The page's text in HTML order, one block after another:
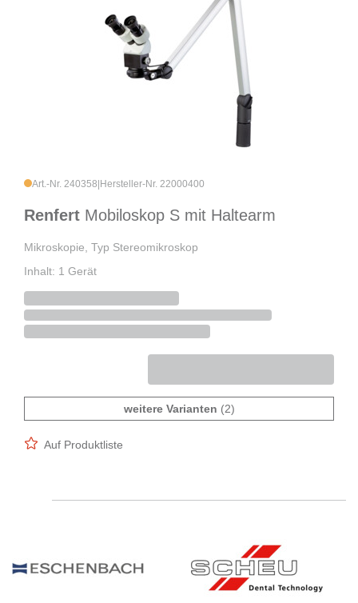
Art.-Nr. 240358 Hersteller-Nr. 22000400
Renfert Mobiloskop S mit Haltearm
Mikroskopie, Typ Stereomikroskop
Inhalt: 1 Gerät
weitere Varianten (2)
Auf Produktliste